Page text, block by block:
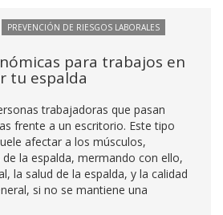
PREVENCIÓN DE RIESGOS LABORALES
para trabajos en
tu espalda
trabajadoras que pasan
frente a un escritorio. Este tipo
afectar a los músculos,
la espalda, mermando con ello,
la salud de la espalda, y la calidad
si no se mantiene una